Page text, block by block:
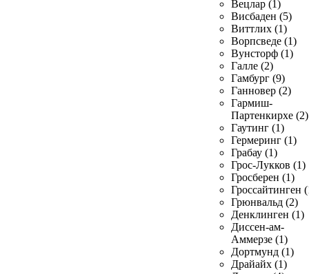
Вецлар (1)
Висбаден (5)
Виттлих (1)
Ворпсведе (1)
Вунсторф (1)
Галле (2)
Гамбург (9)
Ганновер (2)
Гармиш-
Партенкирхе (2)
Гаутинг (1)
Гермеринг (1)
Грабау (1)
Грос-Лукков (1)
Гросберен (1)
Гроссайтинген
Грюнвальд (2)
Денклинген (1)
Диссен-ам-
Аммерзе (1)
Дортмунд (1)
Драйайх (1)